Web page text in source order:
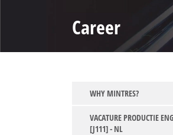
Career
WHY MINTRES?
VACATURE PRODUCTIE
[J111] - NL